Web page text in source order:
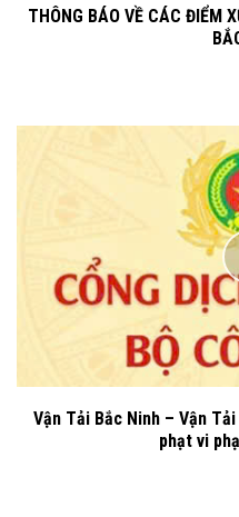
THÔNG BÁO VỀ CÁC ĐIỂM
Vận Tải Bắc Ninh – Vận
phạt vi